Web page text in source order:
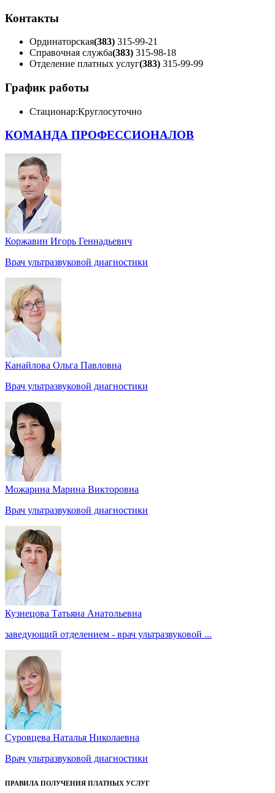
Контакты
Ординаторская(383) 315-99-21
Справочная служба(383) 315-98-18
Отделение платных услуг(383) 315-99-99
График работы
Стационар:Круглосуточно
КОМАНДА ПРОФЕССИОНАЛОВ
Коржавин Игорь Геннадьевич
Врач ультразвуковой диагностики
Канайлова Ольга Павловна
Врач ультразвуковой диагностики
Можарина Марина Викторовна
Врач ультразвуковой диагностики
Кузнецова Татьяна Анатольевна
заведующий отделением - врач ультразвуковой ...
Суровцева Наталья Николаевна
Врач ультразвуковой диагностики
ПРАВИЛА ПОЛУЧЕНИЯ ПЛАТНЫХ УСЛУГ